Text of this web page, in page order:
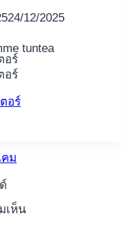
อร์
อร์
อร์
ม
24/12/2025
tuntea
เห็น